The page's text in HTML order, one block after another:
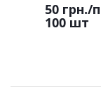
50 грн./
100 шт